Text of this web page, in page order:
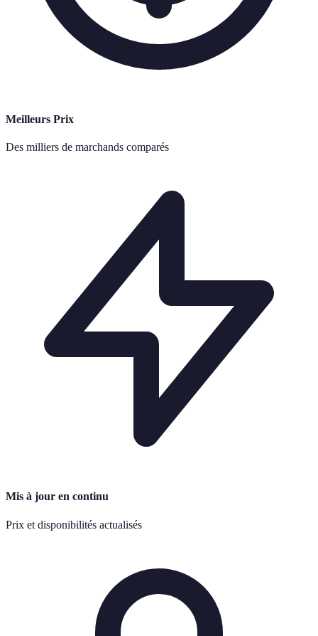
Meilleurs Prix
Des milliers de marchands comparés
Mis à jour en continu
Prix et disponibilités actualisés